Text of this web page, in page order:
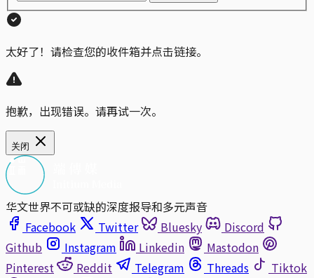
太好了！请检查您的收件箱并点击链接。
抱歉，出现错误。请再试一次。
关闭
华文世界不可或缺的深度报导和多元声音
Facebook
Twitter Bluesky
Discord
Github
Instagram Linkedin
Mastodon
Pinterest
Reddit Telegram Threads
Tiktok